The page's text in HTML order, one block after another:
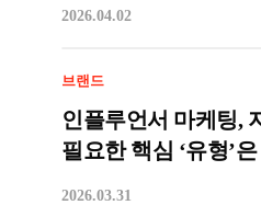
2026.04.02
브랜드
인플루언서 마케팅,
필요한 핵심 ‘유형’
2026.03.31